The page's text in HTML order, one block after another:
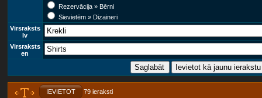
Rezervācija » Bērni
Sievietēm » Dizaineri
Virsraksts
lv
Virsraksts
en
IEVIETOT 79 ieraksti